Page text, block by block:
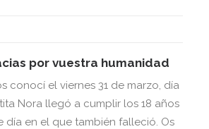
por vuestra humanidad
conocí el viernes 31 de marzo, día
Nora llegó a cumplir los 18 años
día en el que también falleció. Os